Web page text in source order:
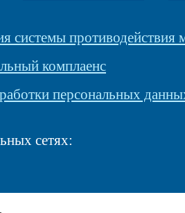
системы
комплаенс
персональных
сетях: